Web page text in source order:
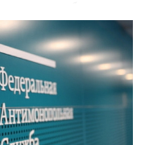
- Платформа ТОР
сервисы в единую
Предполагается, что
для пользователей».
домашние задания,
экосистемы
они будут
ведомстве. Причём в
незаметным.